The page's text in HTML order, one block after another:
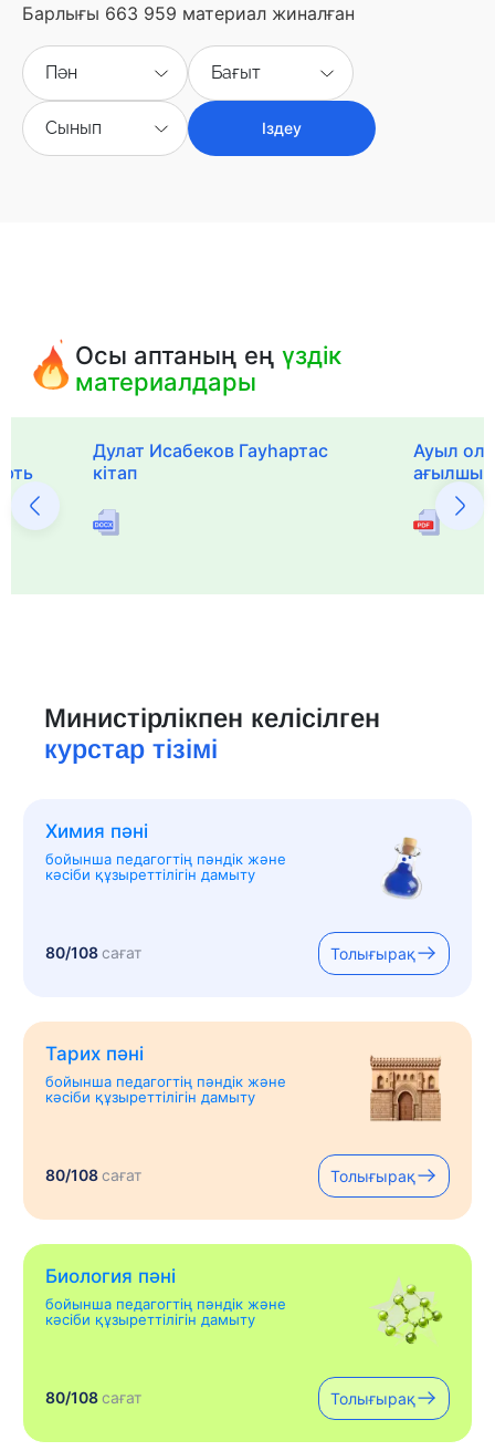
Барлығы 663 959 материал жиналған
Пән Бағыт
Сынып Іздеу
Осы аптаның еңүздік
материалдары
Дулат Исабеков Гауһартас
кітап
Ауыл
ағылшын
Министірлікпен келісілген
курстар тізімі
Химия пәні
бойынша педагогтің пәндік және
кәсіби құзыреттілігін дамыту
80/108сағат Толығырақ
Тарих пәні
бойынша педагогтің пәндік және
кәсіби құзыреттілігін дамыту
80/108сағат Толығырақ
Биология пәні
бойынша педагогтің пәндік және
кәсіби құзыреттілігін дамыту
80/108сағат Толығырақ